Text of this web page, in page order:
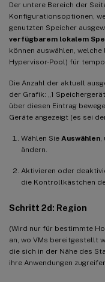
Der untere Bereich der
Konfigurationsoptionen,
genutzten Speicher
verfügbarem lokalem
können auswählen,
Hypervisor-Pool) für
Die Anzahl der aktuell
der Grafik: „1
über diesen Eintrag
Geräte angezeigt (es sei
Wählen Sie Auswählen,
ändern.
Aktivieren oder
die Kontrollkästchen
Schritt 2d: Region
(Wird nur für bestimmte
an, wo VMs bereitgestellt
die sich in der Nähe des
ihre Anwendungen